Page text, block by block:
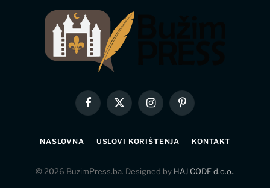
Facebook
X
InstagramPinterest
NASLOVNA USLOVI KORIŠTENJA KONTAKT
© 2026 BuzimPress.ba. Designed by HAJ CODE d.o.o..